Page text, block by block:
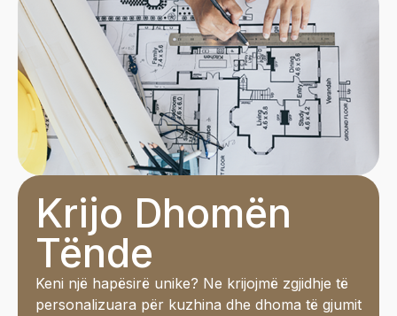
Krijo Dhomën
Tënde
Keni një hapësirë unike? Ne krijojmë zgjidhje të
personalizuara për kuzhina dhe dhoma të gjumit